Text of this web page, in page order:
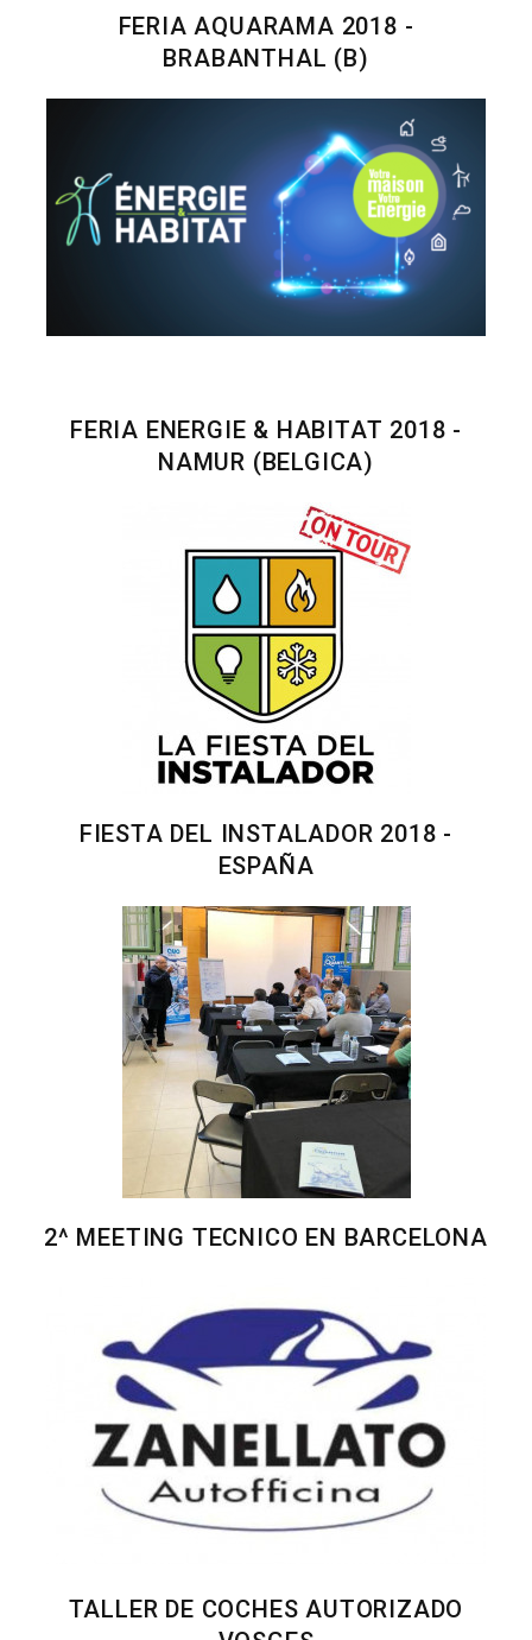
FERIA AQUARAMA 2018 -
BRABANTHAL (B)
FERIA ENERGIE & HABITAT 2018 -
NAMUR (BELGICA)
FIESTA DEL INSTALADOR 2018 -
ESPAÑA
2^ MEETING TECNICO EN BARCELONA
TALLER DE COCHES AUTORIZADO